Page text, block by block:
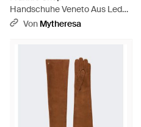
Handschuhe Veneto Aus Leder
- Braun
Von Mytheresa